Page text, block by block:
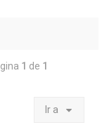
1 de 1
Ir a